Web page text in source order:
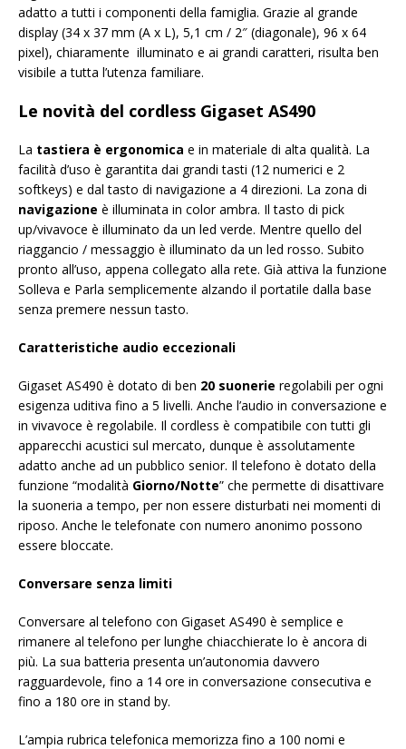
adatto a tutti i componenti della famiglia. Grazie al grande
display (34 x 37 mm (A x L), 5,1 cm / 2″ (diagonale), 96 x 64
pixel), chiaramente illuminato e ai grandi caratteri, risulta ben
visibile a tutta l’utenza familiare.
Le novità del cordless Gigaset AS490
La tastiera è ergonomica e in materiale di alta qualità. La
facilità d’uso è garantita dai grandi tasti (12 numerici e 2
softkeys) e dal tasto di navigazione a 4 direzioni. La zona di
navigazione è illuminata in color ambra. Il tasto di pick
up/vivavoce è illuminato da un led verde. Mentre quello del
riaggancio / messaggio è illuminato da un led rosso. Subito
pronto all’uso, appena collegato alla rete. Già attiva la funzione
Solleva e Parla semplicemente alzando il portatile dalla base
senza premere nessun tasto.
Caratteristiche audio eccezionali
Gigaset AS490 è dotato di ben 20 suonerie regolabili per ogni
esigenza uditiva fino a 5 livelli. Anche l’audio in conversazione e
in vivavoce è regolabile. Il cordless è compatibile con tutti gli
apparecchi acustici sul mercato, dunque è assolutamente
adatto anche ad un pubblico senior. Il telefono è dotato della
funzione “modalità Giorno/Notte” che permette di disattivare
la suoneria a tempo, per non essere disturbati nei momenti di
riposo. Anche le telefonate con numero anonimo possono
essere bloccate.
Conversare senza limiti
Conversare al telefono con Gigaset AS490 è semplice e
rimanere al telefono per lunghe chiacchierate lo è ancora di
più. La sua batteria presenta un’autonomia davvero
ragguardevole, fino a 14 ore in conversazione consecutiva e
fino a 180 ore in stand by.
L’ampia rubrica telefonica memorizza fino a 100 nomi e